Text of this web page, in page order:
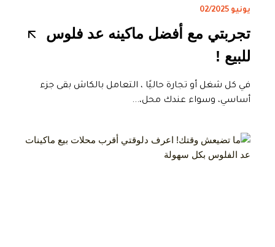
يونيو 02/2025
تجربتي مع أفضل ماكينه عد فلوس
للبيع !
في كل شغل أو تجارة حاليًا ، التعامل بالكاش بقى جزء
أساسي، وسواء عندك محل،...